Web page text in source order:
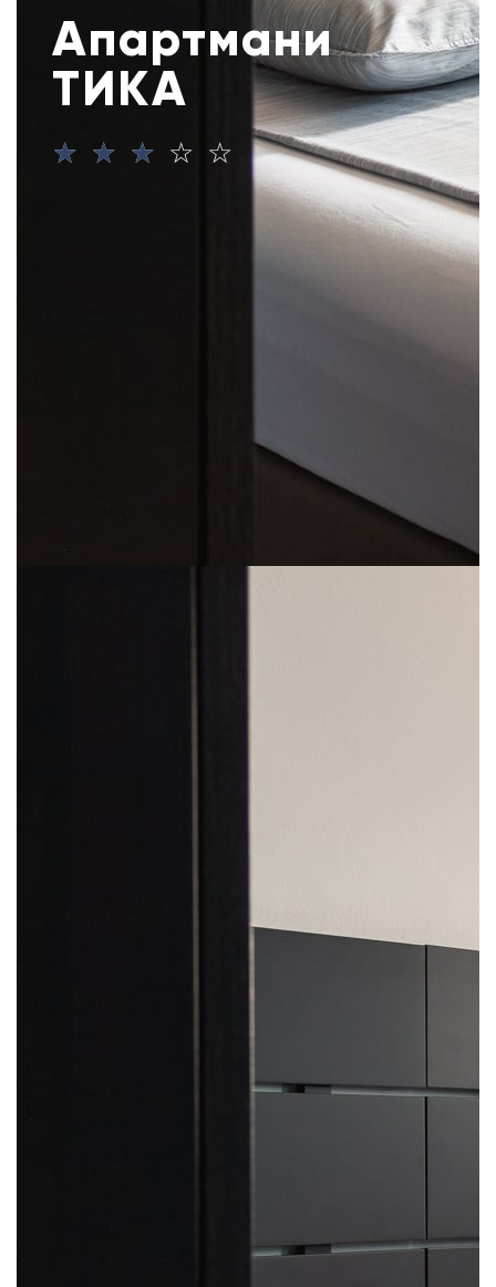
Апартмани
ТИКА
☆ ☆ ☆ ☆ ☆